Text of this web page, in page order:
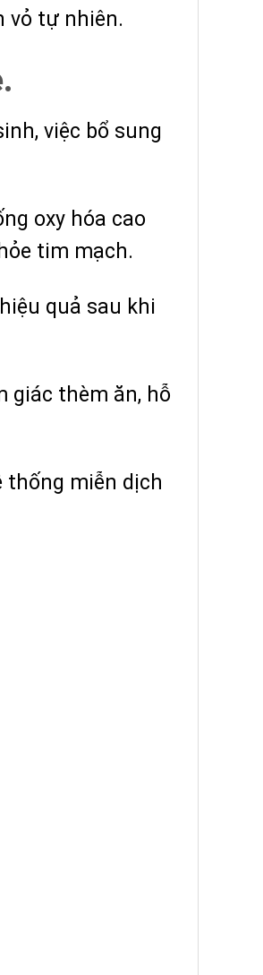
vỏ tự nhiên.
việc bổ sung
oxy hóa cao
tim mạch.
quả sau khi
giác thèm ăn, hỗ
thống miễn dịch